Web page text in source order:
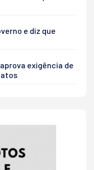
e diz que
exigência de